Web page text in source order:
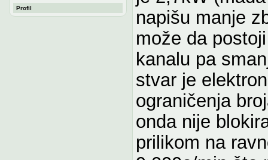
Profil
napišu manje
može da
kanalu pa
stvar je
ograničenja
onda nije
prilikom na